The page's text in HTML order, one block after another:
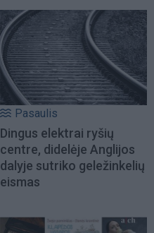
Pasaulis
Dingus elektrai ryšių
centre, didelėje Anglijos
dalyje sutriko geležinkelių
eismas